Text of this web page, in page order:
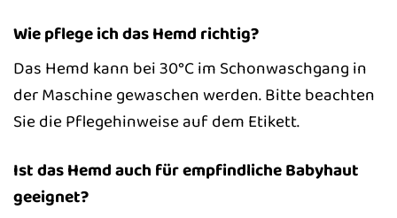
Wie pflege ich das Hemd richtig?
Das Hemd kann bei 30°C im Schonwaschgang in
der Maschine gewaschen werden. Bitte beachten
Sie die Pflegehinweise auf dem Etikett.
Ist das Hemd auch für empfindliche Babyhaut
geeignet?